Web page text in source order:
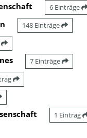
6 Einträge
148 Einträge
7 Einträge
1 Eintrag